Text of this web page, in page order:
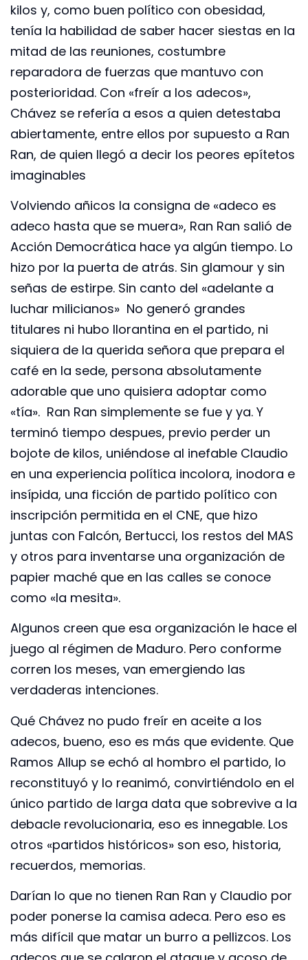
kilos y, como buen político con obesidad,
tenía la habilidad de saber hacer siestas en la
mitad de las reuniones, costumbre
reparadora de fuerzas que mantuvo con
posterioridad. Con «freír a los adecos»,
Chávez se refería a esos a quien detestaba
abiertamente, entre ellos por supuesto a Ran
Ran, de quien llegó a decir los peores epítetos
imaginables
Volviendo añicos la consigna de «adeco es
adeco hasta que se muera», Ran Ran salió de
Acción Democrática hace ya algún tiempo. Lo
hizo por la puerta de atrás. Sin glamour y sin
señas de estirpe. Sin canto del «adelante a
luchar milicianos» No generó grandes
titulares ni hubo llorantina en el partido, ni
siquiera de la querida señora que prepara el
café en la sede, persona absolutamente
adorable que uno quisiera adoptar como
«tía». Ran Ran simplemente se fue y ya. Y
terminó tiempo despues, previo perder un
bojote de kilos, uniéndose al inefable Claudio
en una experiencia política incolora, inodora e
insípida, una ficción de partido político con
inscripción permitida en el CNE, que hizo
juntas con Falcón, Bertucci, los restos del MAS
y otros para inventarse una organización de
papier maché que en las calles se conoce
como «la mesita».
Algunos creen que esa organización le hace el
juego al régimen de Maduro. Pero conforme
corren los meses, van emergiendo las
verdaderas intenciones.
Qué Chávez no pudo freír en aceite a los
adecos, bueno, eso es más que evidente. Que
Ramos Allup se echó al hombro el partido, lo
reconstituyó y lo reanimó, convirtiéndolo en el
único partido de larga data que sobrevive a la
debacle revolucionaria, eso es innegable. Los
otros «partidos históricos» son eso, historia,
recuerdos, memorias.
Darían lo que no tienen Ran Ran y Claudio por
poder ponerse la camisa adeca. Pero eso es
más difícil que matar un burro a pellizcos. Los